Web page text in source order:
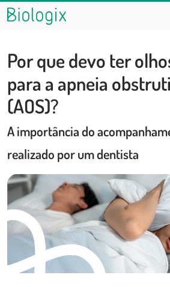
Por que devo ter
para a apneia
(AOS)?
A importância do
realizado por um dentista